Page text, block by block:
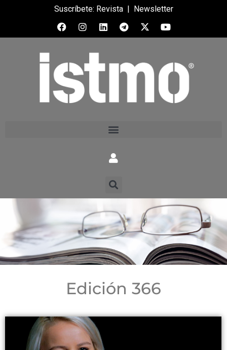
Suscríbete: Revista| Newsletter
Edición 366